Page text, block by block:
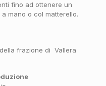
fino ad ottenere un
mano o col matterello.
frazione di Vallera